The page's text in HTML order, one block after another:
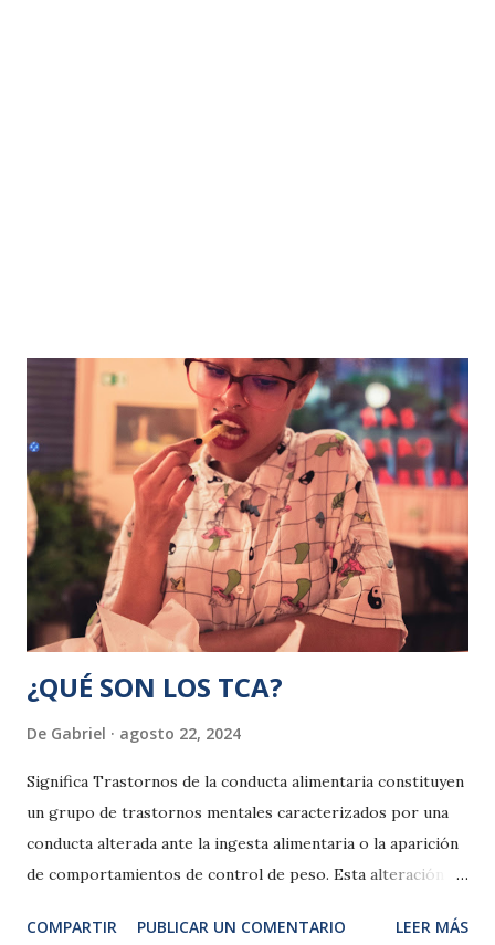
¿QUÉ SON LOS TCA?
De Gabriel agosto 22, 2024
Significa Trastornos de la conducta alimentaria constituyen
un grupo de trastornos mentales caracterizados por una
conducta alterada ante la ingesta alimentaria o la aparición
de comportamientos de control de peso. Esta alteración
funcionamiento psicosocial del individuo. Las mas visibles
COMPARTIR PUBLICAR UN COMENTARIO LEER MÁS